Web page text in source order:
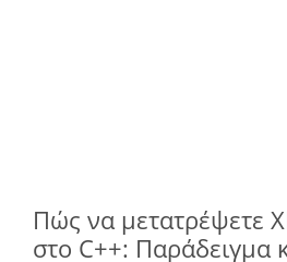
Πώς να μετατρέψετε
στο C++: Παράδειγμα